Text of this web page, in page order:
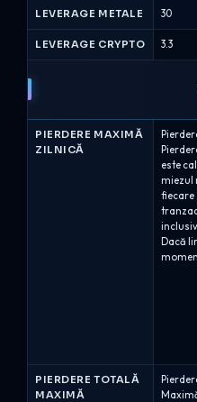
LEVERAGE METALE 30
LEVERAGE CRYPTO 3.3
PIERDERE MAXIMĂ
ZILNICĂ
este
miezul
fiecare
Dacă
PIERDERE TOTALĂ
MAXIMĂ